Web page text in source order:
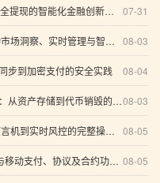
07-31
现的智能化金融创新之路
08-03
察、实时管理与智能投研
08-04
步到加密支付的安全实践
08-03
存储到代币销毁的系统分析
08-05
实时风控的完整操作指南
08-05
、协议及合约功能全面解析